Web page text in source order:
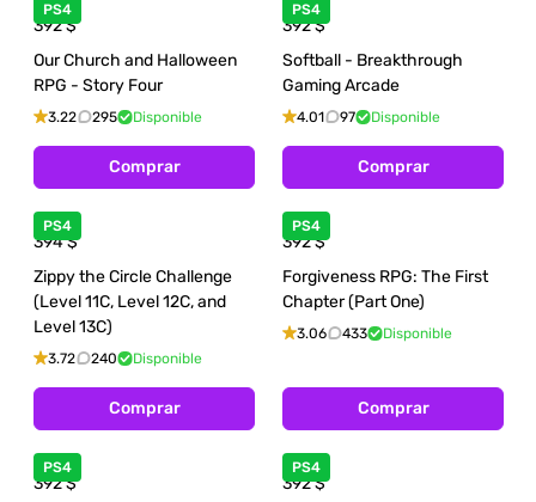
PS4
392$
Our Church and Halloween
RPG - Story Four
3.22 295 Disponible
Comprar
PS4
392$
Softball - Breakthrough
Gaming Arcade
4.01 97 Disponible
Comprar
PS4
394$
Zippy the Circle Challenge
(Level 11C, Level 12C, and
Level 13C)
3.72 240 Disponible
Comprar
PS4
392$
Forgiveness RPG: The First
Chapter (Part One)
3.06 433 Disponible
Comprar
PS4
392$
PS4
392$